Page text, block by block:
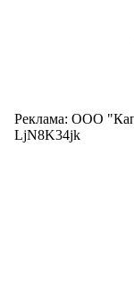
Реклама: ООО
LjN8K34jk